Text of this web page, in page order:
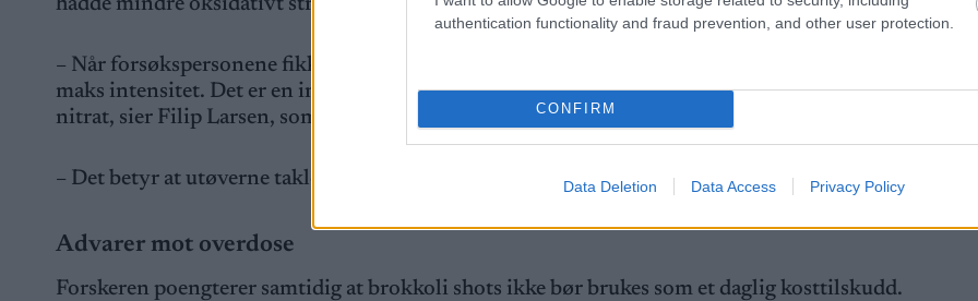
authentication functionality and fraud prevention, and other user protection.
CONFIRM
Data Deletion Data Access Privacy Policy
– Når forsøkspersonene fikk brokkolispirer tålte de treningen betydelig bedre. De orket også å sykle
maks intensitet. Det er en imponerende effekt sammenliknet med andre vanlige tilskudd som
nitrat, sier Filip Larsen, som er en av forskerne bak studien.
– Det betyr at utøverne takler hard trening bedre, sier Larsen.
Advarer mot overdose
Forskeren poengterer samtidig at brokkoli shots ikke bør brukes som et daglig kosttilskudd.